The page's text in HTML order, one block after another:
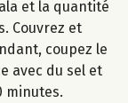
et la quantité
Couvrez et
coupez le
avec du sel et
minutes.